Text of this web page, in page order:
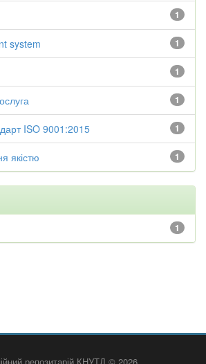
1
1
system
1
1
1
ISO 9001:2015
1
якістю
1